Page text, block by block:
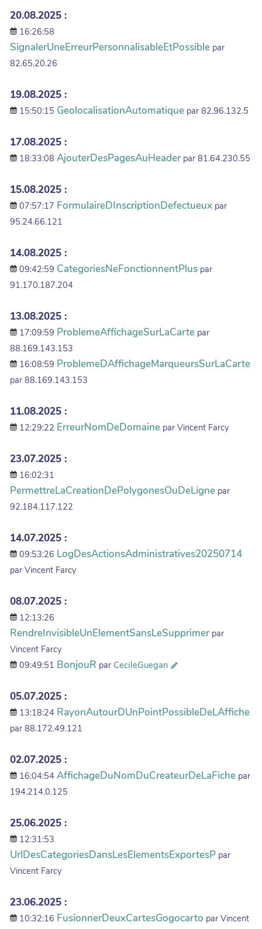
20.08.2025 :
16:26:58
SignalerUneErreurPersonnalisableEtPossible par
82.65.20.26
19.08.2025 :
15:50:15 GeolocalisationAutomatique par 82.96.132.5
17.08.2025 :
18:33:08 AjouterDesPagesAuHeader par 81.64.230.55
15.08.2025 :
07:57:17 FormulaireDInscriptionDefectueux par
95.24.66.121
14.08.2025 :
09:42:59 CategoriesNeFonctionnentPlus par
91.170.187.204
13.08.2025 :
17:09:59 ProblemeAffichageSurLaCarte par
88.169.143.153
16:08:59 ProblemeDAffichageMarqueursSurLaCarte
par 88.169.143.153
11.08.2025 :
12:29:22 ErreurNomDeDomaine par Vincent Farcy
23.07.2025 :
16:02:31
PermettreLaCreationDePolygonesOuDeLigne par
92.184.117.122
14.07.2025 :
09:53:26 LogDesActionsAdministratives20250714
par Vincent Farcy
08.07.2025 :
12:13:26
RendreInvisibleUnElementSansLeSupprimer par
Vincent Farcy
09:49:51 BonjouR par CecileGuegan
05.07.2025 :
13:18:24 RayonAutourDUnPointPossibleDeLAffiche
par 88.172.49.121
02.07.2025 :
16:04:54 AffichageDuNomDuCreateurDeLaFiche par
194.214.0.125
25.06.2025 :
12:31:53
UrlDesCategoriesDansLesElementsExportesP par
Vincent Farcy
23.06.2025 :
10:32:16 FusionnerDeuxCartesGogocarto par Vincent